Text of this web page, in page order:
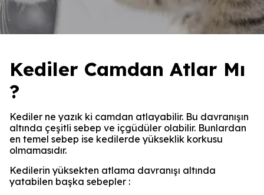
Kediler Camdan Atlar Mı
?
Kediler ne yazık ki camdan atlayabilir. Bu davranışın
altında çeşitli sebep ve içgüdüler olabilir. Bunlardan
en temel sebep ise kedilerde yükseklik korkusu
olmamasıdır.
Kedilerin yüksekten atlama davranışı altında
yatabilen başka sebepler :